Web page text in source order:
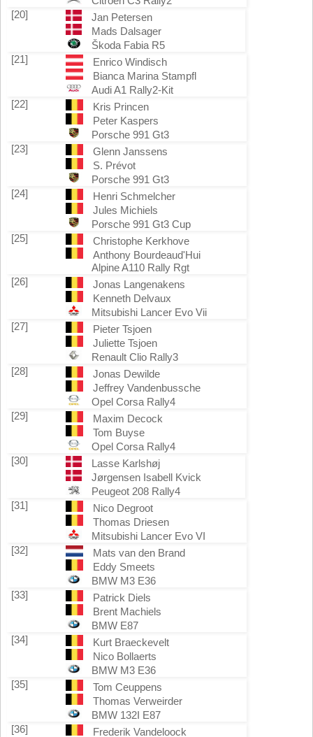
[20]
Jan Petersen
Mads Dalsager
Škoda Fabia R5
[21]
Enrico Windisch
Bianca Marina Stampfl
Audi A1 Rally2-Kit
[22]
Kris Princen
Peter Kaspers
Porsche 991 Gt3
[23]
Glenn Janssens
S. Prévot
Porsche 991 Gt3
[24]
Henri Schmelcher
Jules Michiels
Porsche 991 Gt3 Cup
[25]
Christophe Kerkhove
Anthony Bourdeaud'Hui
Alpine A110 Rally Rgt
[26]
Jonas Langenakens
Kenneth Delvaux
Mitsubishi Lancer Evo Vii
[27]
Pieter Tsjoen
Juliette Tsjoen
Renault Clio Rally3
[28]
Jonas Dewilde
Jeffrey Vandenbussche
Opel Corsa Rally4
[29]
Maxim Decock
Tom Buyse
Opel Corsa Rally4
[30]
Lasse Karlshøj
Jørgensen Isabell Kvick
Peugeot 208 Rally4
[31]
Nico Degroot
Thomas Driesen
Mitsubishi Lancer Evo VI
[32]
Mats van den Brand
Eddy Smeets
BMW M3 E36
[33]
Patrick Diels
Brent Machiels
BMW E87
[34]
Kurt Braeckevelt
Nico Bollaerts
BMW M3 E36
[35]
Tom Ceuppens
Thomas Verweirder
BMW 132I E87
[36]
Frederik Vandeloock